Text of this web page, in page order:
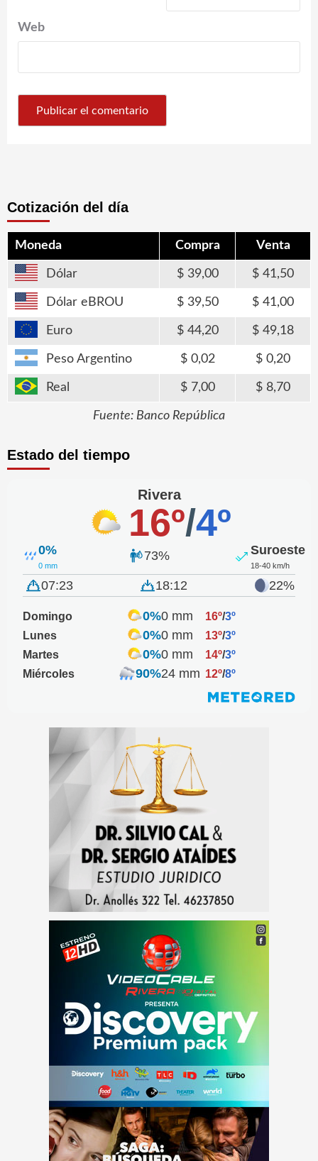
Web
Cotización del día
Moneda Compra Venta
Dólar 39,00 41,50
Dólar eBROU 39,50 41,00
Euro 44,20 49,18
Peso Argentino 0,02 0,20
Real 7,00 8,70
Fuente: Banco República
Estado del tiempo
Rivera
16º/4º
0%
0 mm
73% Suroeste
18-40 km/h
07:23 18:12 22%
Domingo 0%0 mm 16º/3º
Lunes
0%0 mm 13º/3º
Martes
0%0 mm 14º/3º
Miércoles
90%24 mm 12º/8º